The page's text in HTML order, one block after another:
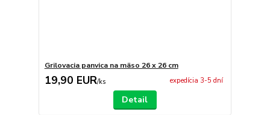
Grilovacia panvica na mäso 26 x 26 cm
19,90 EUR/ks expedícia 3-5 dní
Detail